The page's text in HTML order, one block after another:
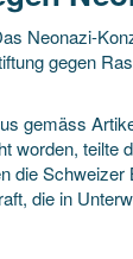
Neonazi-
gegen
gemäss
worden,
die
die in